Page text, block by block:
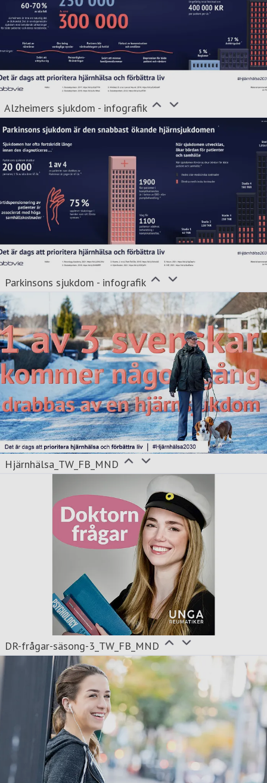
Alzheimers sjukdom - infografik
Parkinsons sjukdom - infografik
Hjärnhälsa_TW_FB_MND
DR-frågar-säsong-3_TW_FB_MND